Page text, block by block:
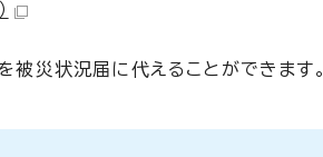
被災状況届に代えることができます。